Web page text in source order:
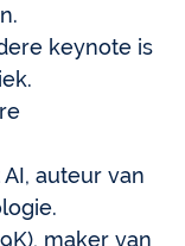
keynote is
auteur van
maker van